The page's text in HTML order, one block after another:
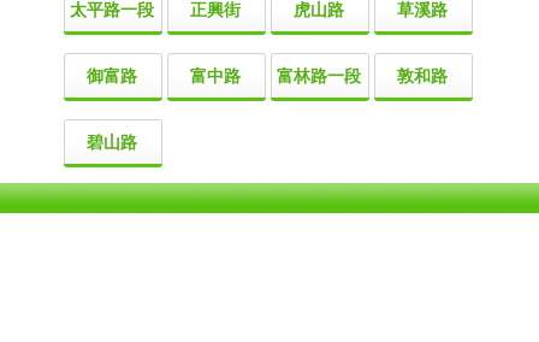
太平路一段 正興街 虎山路 草溪路
御富路 富中路 富林路一段 敦和路
碧山路